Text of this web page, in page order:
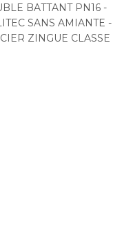
BATTANT PN16 -
SANS AMIANTE -
ZINGUE CLASSE